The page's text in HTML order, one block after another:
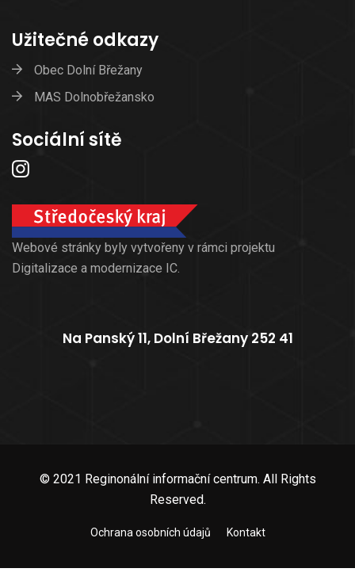
Užitečné odkazy
Obec Dolní Břežany
MAS Dolnobřežansko
Sociální sítě
Webové stránky byly vytvořeny v rámci projektu
Digitalizace a modernizace IC.
Na Panský 11, Dolní Břežany 252 41
© 2021 Reginonální informační centrum. All Rights
Reserved.
Ochrana osobních údajů Kontakt